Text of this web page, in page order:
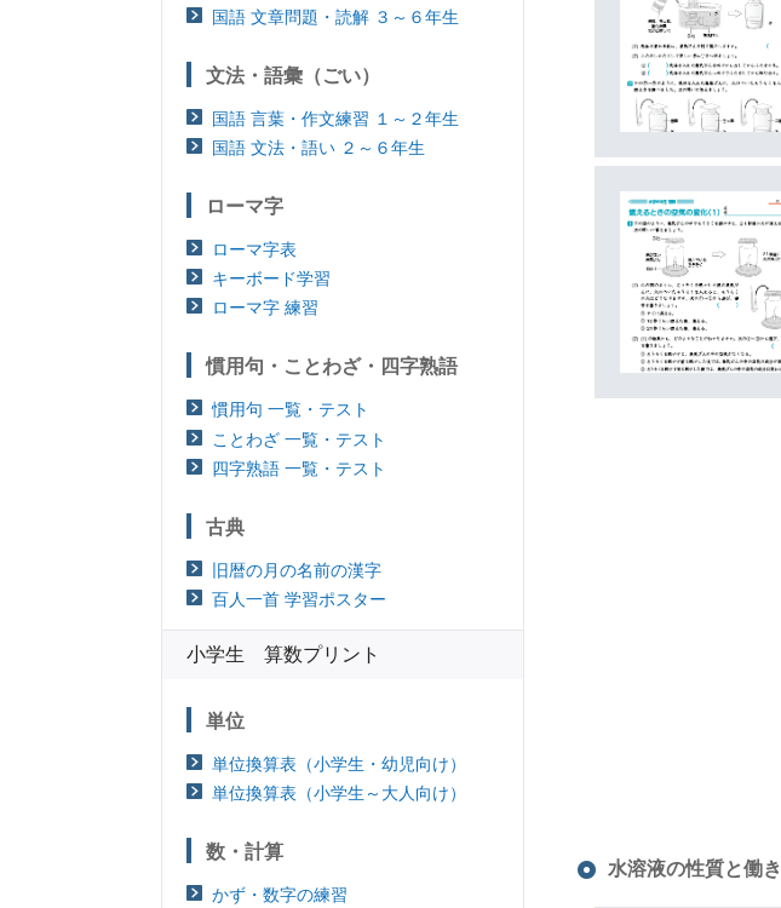
水溶液の性質と働き
国語 文章問題・読解 ３～６年生
文法・語彙（ごい）
国語 言葉・作文練習 １～２年生
国語 文法・語い ２～６年生
ローマ字
ローマ字表
キーボード学習
ローマ字 練習
慣用句・ことわざ・四字熟語
慣用句 一覧・テスト
ことわざ 一覧・テスト
四字熟語 一覧・テスト
古典
旧暦の月の名前の漢字
百人一首 学習ポスター
小学生 算数プリント
単位
単位換算表（小学生・幼児向け）
単位換算表（小学生～大人向け）
数・計算
かず・数字の練習